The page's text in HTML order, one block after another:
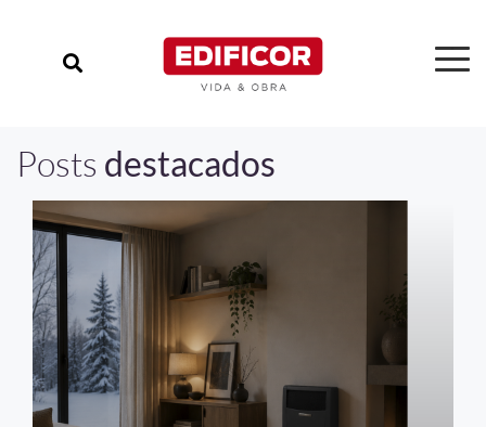
Posts destacados